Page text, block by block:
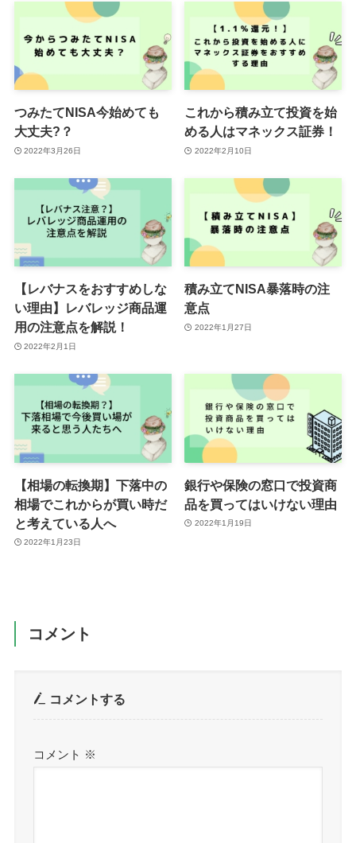
つみたてNISA今始めても
大丈夫?？
2022年3月26日
これから積み立て投資を始
める人はマネックス証券！
2022年2月10日
【レバナスをおすすめしな
い理由】レバレッジ商品運
用の注意点を解説！
2022年2月1日
積み立てNISA暴落時の注
意点
2022年1月27日
【相場の転換期】下落中の
相場でこれからが買い時だ
と考えている人へ
2022年1月23日
銀行や保険の窓口で投資商
品を買ってはいけない理由
2022年1月19日
コメント
コメントする
コメント ※